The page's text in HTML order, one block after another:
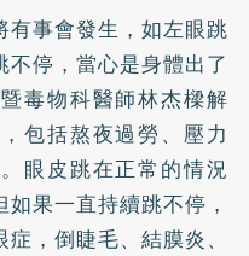
有事會發生，如左眼跳
停，當心是身體出了
毒物科醫師林杰樑解
包括熬夜過勞、壓力
眼皮跳在正常的情況
果一直持續跳不停，
症 ，倒睫毛、結膜炎、